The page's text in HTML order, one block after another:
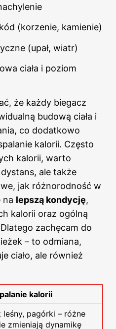
(korzenie, kamienie)
(upał, wiatr)
ciała i poziom
że każdy biegacz
budową ciała i
co dodatkowo
kalorii. Często
kalorii, warto
ale także
jak różnorodność w
na lepszą kondycję,
kalorii oraz ogólną
zachęcam do
– to odmiana,
ciało, ale również
kalorii
leśny, pagórki – różne
zmieniają dynamikę